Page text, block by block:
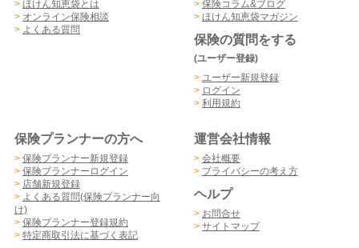
> ほけん知恵袋とは
> オンライン保険相談
> よくある質問
> 保険コラム&ブログ
> ほけん知恵袋マガジン
保険の質問をする
(ユーザー登録)
> ユーザー新規登録
> ログイン
> 利用規約
保険プランナーの方へ
> 保険プランナー新規登録
> 保険プランナーログイン
> 店舗新規登録
> よくある質問(保険プランナー向
け)
> 保険プランナー登録規約
> 特定商取引法に基づく表記
運営会社情報
> 会社概要
> プライバシーの考え方
ヘルプ
> お問合せ
> サイトマップ